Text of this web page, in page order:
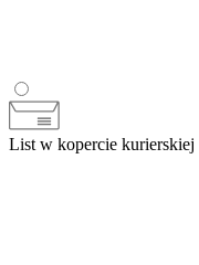
List w kopercie kurierskiej